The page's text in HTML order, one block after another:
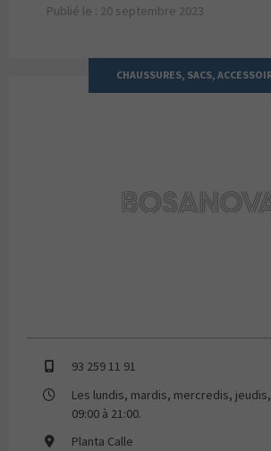
Publié le : 20 septembre 2023
CHAUSSURES, SACS,
93 259 11 91
Les lundis, mardis, mercredis,
09:00 à 21:00.
Planta Calle